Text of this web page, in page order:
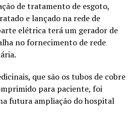
de tratamento de esgoto,
e lançado na rede de
elétrica terá um gerador de
no fornecimento de rede
que são os tubos de cobre
para paciente, foi
futura ampliação do hospital